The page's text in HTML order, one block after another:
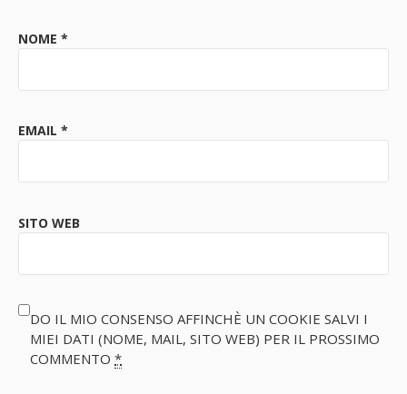
NOME *
EMAIL *
SITO WEB
DO IL MIO CONSENSO AFFINCHÈ UN COOKIE SALVI I
MIEI DATI (NOME, MAIL, SITO WEB) PER IL PROSSIMO
COMMENTO *